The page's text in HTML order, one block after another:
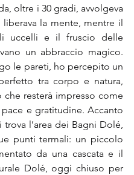
oltre i 30 gradi, avvolgeva
la mente, mentre il
uccelli e il fruscio delle
un abbraccio magico.
le pareti, ho percepito un
tra corpo e natura,
che resterà impresso come
e gratitudine. Accanto
trova l’area dei Bagni Dolé,
punti termali: un piccolo
da una cascata e il
Dolé, oggi chiuso per